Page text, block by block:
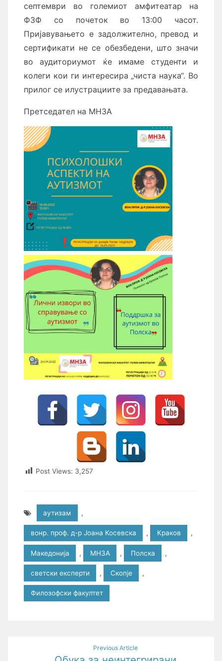
септември во големиот амфитеатар на
ФЗФ со почеток во 13:00 часот.
Пријавувањето е задолжително, превод и
сертификати не се обезбедени, што значи
во аудиториумот ќе имаме студенти и
колеги кои ги интересира „чиста наука“. Во
прилог се илустрациите за предавањата.
Претседател на МНЗА
Post Views: 3,257
аутизам ,
вонр. проф. д-р Јоана Косевска , Краков ,
Македонија , МНЗА , Полска ,
светски експерти , Скопје ,
Филозофски факултет
Previous Article